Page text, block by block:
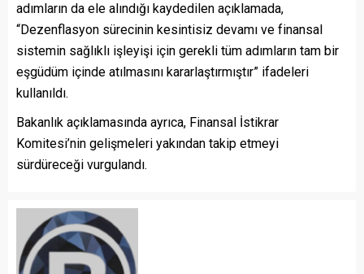
adımların da ele alındığı kaydedilen açıklamada,
“Dezenflasyon sürecinin kesintisiz devamı ve finansal
sistemin sağlıklı işleyişi için gerekli tüm adımların tam bir
eşgüdüm içinde atılmasını kararlaştırmıştır” ifadeleri
kullanıldı.
Bakanlık açıklamasında ayrıca, Finansal İstikrar
Komitesi’nin gelişmeleri yakından takip etmeyi
sürdüreceği vurgulandı.